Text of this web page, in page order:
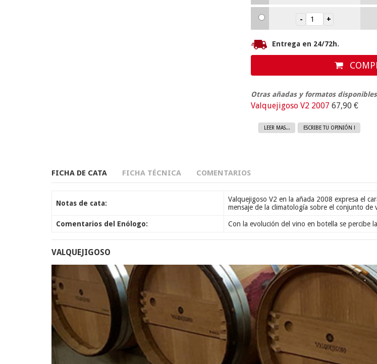
Entrega en 24/72h.
Otras añadas y formatos
Valquejigoso V2 2007 67,90 €
LEER MAS... ESCRIBE TU OPINIÓN !
FICHA DE CATA FICHA TÉCNICA COMENTARIOS
Notas de cata:
Valquejigoso V2 en la añada 2008 expresa el
mensaje de la climatología sobre el conjunto de
Comentarios del Enólogo: Con la evolución del vino en botella se percibe
VALQUEJIGOSO